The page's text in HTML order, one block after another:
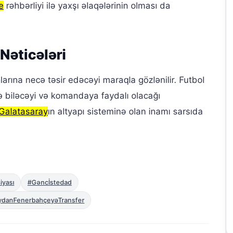
rəhbərliyi ilə yaxşı əlaqələrinin olması da
necə təsir edəcəyi maraqla gözlənilir. Futbol
və komandaya faydalı olacağı
ın altyapı sisteminə olan inamı sarsıda
#Gəncİstedad